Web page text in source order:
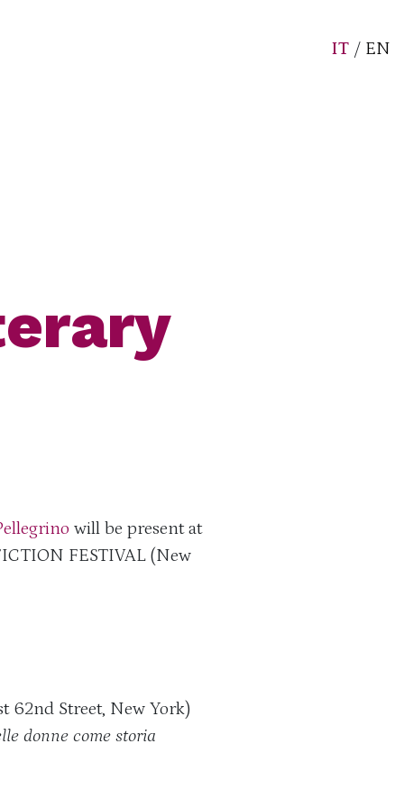
IT / EN
will be present at
FESTIVAL (New
62nd Street, New York)
donne come storia